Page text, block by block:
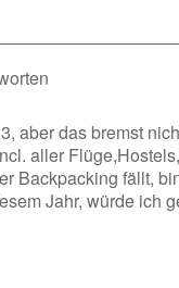
aber das bremst
aller
Backpacking fällt,
Jahr, würde ich